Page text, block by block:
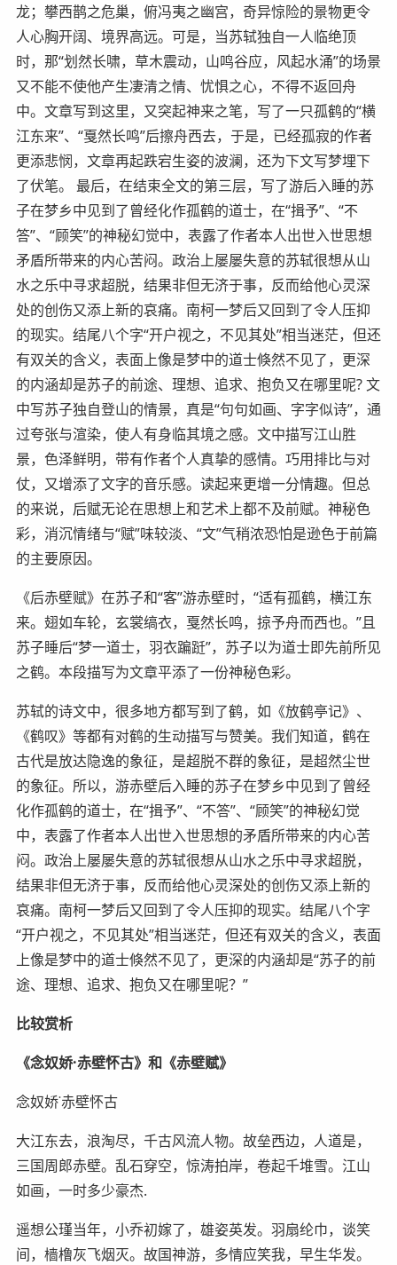
龙；攀西鹊之危巢，俯冯夷之幽宫，奇异惊险的景物更令
人心胸开阔、境界高远。可是，当苏轼独自一人临绝顶
时，那“划然长啸，草木震动，山鸣谷应，风起水涌”的场景
又不能不使他产生凄清之情、忧惧之心，不得不返回舟
中。文章写到这里，又突起神来之笔，写了一只孤鹤的“横
江东来”、“戛然长鸣”后擦舟西去，于是，已经孤寂的作者
更添悲悯，文章再起跌宕生姿的波澜，还为下文写梦埋下
了伏笔。 最后，在结束全文的第三层，写了游后入睡的苏
子在梦乡中见到了曾经化作孤鹤的道士，在“揖予”、“不
答”、“顾笑”的神秘幻觉中，表露了作者本人出世入世思想
矛盾所带来的内心苦闷。政治上屡屡失意的苏轼很想从山
水之乐中寻求超脱，结果非但无济于事，反而给他心灵深
处的创伤又添上新的哀痛。南柯一梦后又回到了令人压抑
的现实。结尾八个字“开户视之，不见其处”相当迷茫，但还
有双关的含义，表面上像是梦中的道士倏然不见了，更深
的内涵却是苏子的前途、理想、追求、抱负又在哪里呢? 文
中写苏子独自登山的情景，真是“句句如画、字字似诗”，通
过夸张与渲染，使人有身临其境之感。文中描写江山胜
景，色泽鲜明，带有作者个人真挚的感情。巧用排比与对
仗，又增添了文字的音乐感。读起来更增一分情趣。但总
的来说，后赋无论在思想上和艺术上都不及前赋。神秘色
彩，消沉情绪与“赋”味较淡、“文”气稍浓恐怕是逊色于前篇
的主要原因。
《后赤壁赋》在苏子和“客”游赤壁时，“适有孤鹤，横江东
来。翅如车轮，玄裳缟衣，戛然长鸣，掠予舟而西也。”且
苏子睡后“梦一道士，羽衣蹁跹”，苏子以为道士即先前所见
之鹤。本段描写为文章平添了一份神秘色彩。
苏轼的诗文中，很多地方都写到了鹤，如《放鹤亭记》、
《鹤叹》等都有对鹤的生动描写与赞美。我们知道，鹤在
古代是放达隐逸的象征，是超脱不群的象征，是超然尘世
的象征。所以，游赤壁后入睡的苏子在梦乡中见到了曾经
化作孤鹤的道士，在“揖予”、“不答”、“顾笑”的神秘幻觉
中，表露了作者本人出世入世思想的矛盾所带来的内心苦
闷。政治上屡屡失意的苏轼很想从山水之乐中寻求超脱，
结果非但无济于事，反而给他心灵深处的创伤又添上新的
哀痛。南柯一梦后又回到了令人压抑的现实。结尾八个字
“开户视之，不见其处”相当迷茫，但还有双关的含义，表面
上像是梦中的道士倏然不见了，更深的内涵却是“苏子的前
途、理想、追求、抱负又在哪里呢？”
比较赏析
《念奴娇·赤壁怀古》和《赤壁赋》
念奴娇˙赤壁怀古
大江东去，浪淘尽，千古风流人物。故垒西边，人道是，
三国周郎赤壁。乱石穿空，惊涛拍岸，卷起千堆雪。江山
如画，一时多少豪杰.
遥想公瑾当年，小乔初嫁了，雄姿英发。羽扇纶巾，谈笑
间，樯橹灰飞烟灭。故国神游，多情应笑我，早生华发。